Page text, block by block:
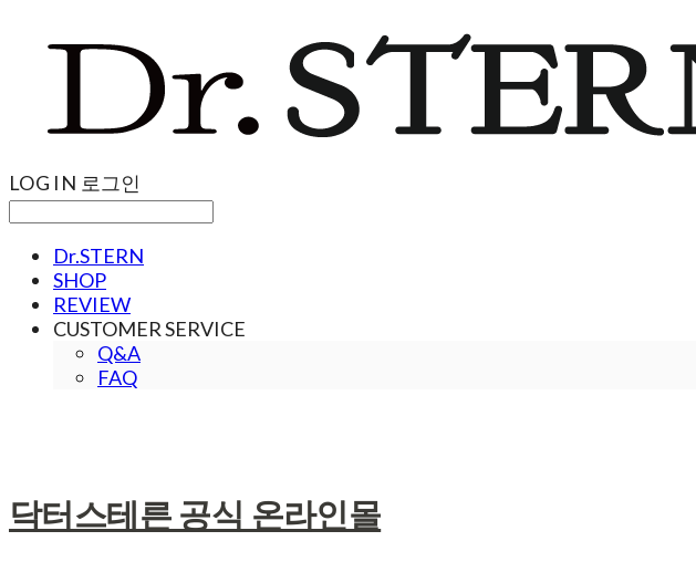
LOG IN 로그인
Dr.STERN
SHOP
REVIEW
CUSTOMER SERVICE
Q&A
FAQ
닥터스테른 공식 온라인몰